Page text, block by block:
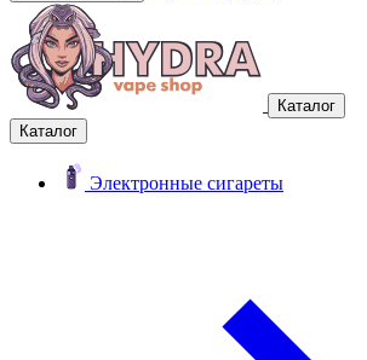
Каталог
Каталог
Электронные сигареты